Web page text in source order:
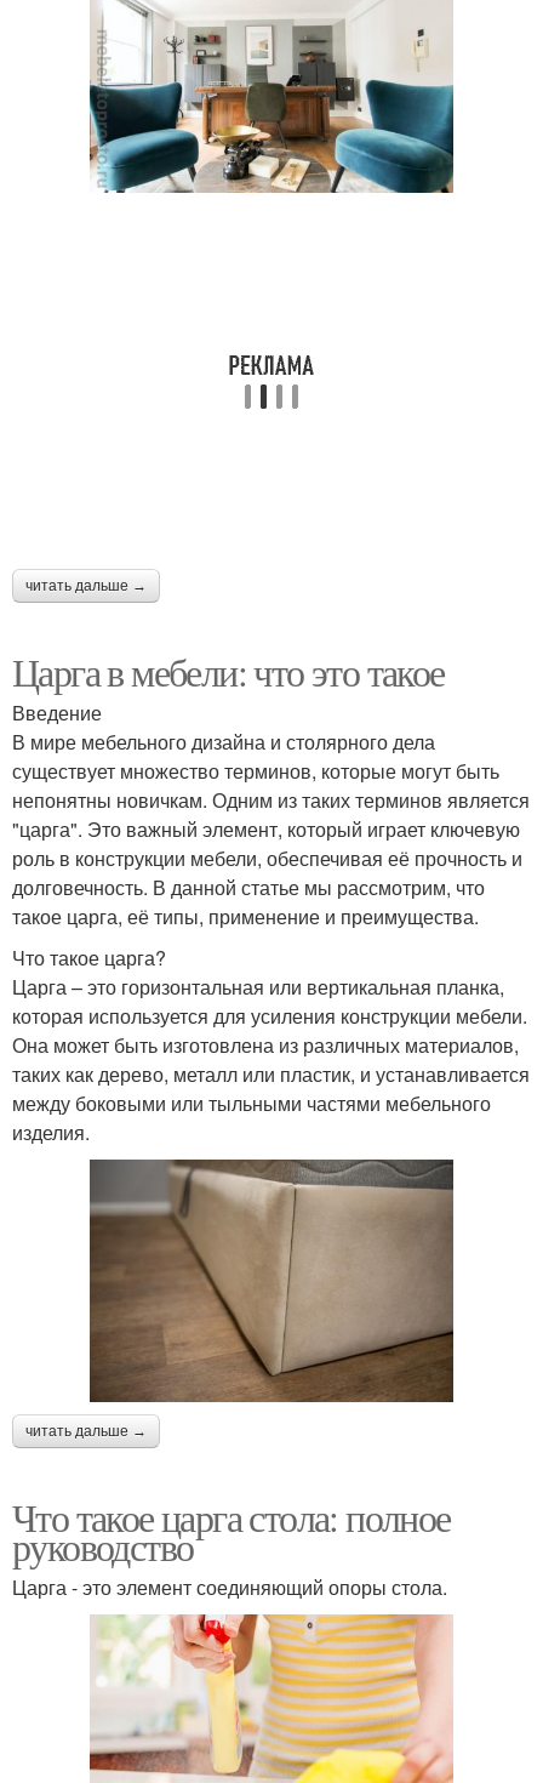
читать дальше →
Царга в мебели: что это такое
Введение
В мире мебельного дизайна и столярного дела
существует множество терминов, которые могут быть
непонятны новичкам. Одним из таких терминов является
"царга". Это важный элемент, который играет ключевую
роль в конструкции мебели, обеспечивая её прочность и
долговечность. В данной статье мы рассмотрим, что
такое царга, её типы, применение и преимущества.
Что такое царга?
Царга – это горизонтальная или вертикальная планка,
которая используется для усиления конструкции мебели.
Она может быть изготовлена из различных материалов,
таких как дерево, металл или пластик, и устанавливается
между боковыми или тыльными частями мебельного
изделия.
читать дальше →
Что такое царга стола: полное
руководство
Царга - это элемент соединяющий опоры стола.